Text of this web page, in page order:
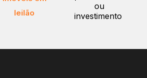
leilão
ou
investimento